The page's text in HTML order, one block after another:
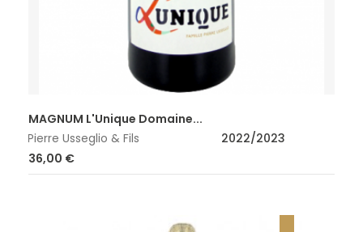
MAGNUM L'Unique Domaine...
Pierre Usseglio & Fils
2022/2023
36,00 €Prix